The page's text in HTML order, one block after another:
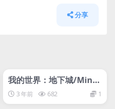
分享
支持网络联机
我的世界：地下城/Minec
raft: Dungeons/支持网
络联机
3 年前 682 1